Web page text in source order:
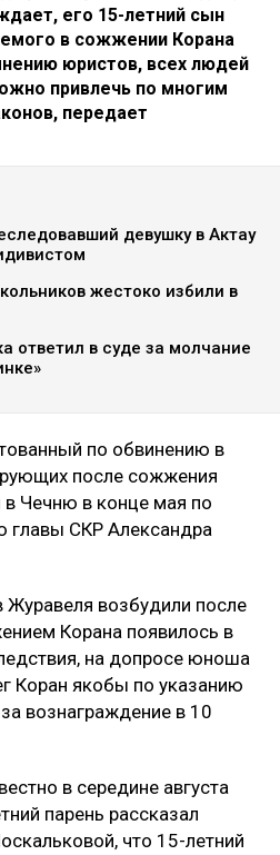
его 15-летний сын
в сожжении Корана
юристов, всех людей
привлечь по многим
передает
девушку в Актау
жестоко избили в
ответил в суде за молчание
по обвинению в
после сожжения
Чечню в конце мая по
главы СКР Александра
Журавеля возбудили после
Корана появилось в
на допросе юноша
Коран якобы по указанию
вознаграждение в 10
в середине августа
парень рассказал
что 15-летний